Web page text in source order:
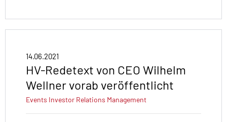
14.06.2021
HV-Redetext von CEO Wilhelm
Wellner vorab veröffentlicht
Events Investor Relations Management